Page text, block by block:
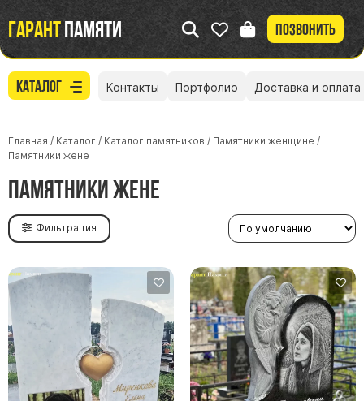
Гарантпамяти Позвонить
Каталог
Участникам СВО
Памятники из гранита
Контакты Портфолио Доставка и оплата
Главная / Каталог / Каталог памятников / Памятники женщине /
Памятники жене
Памятники жене
Фильтрация